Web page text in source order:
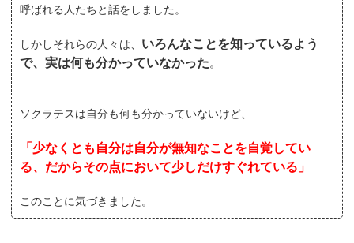
呼ばれる人たちと話をしました。
しかしそれらの人々は、 いろんなことを知っているよう
で、実は何も分かっていなかった。
ソクラテスは自分も何も分かっていないけど、
「少なくとも自分は自分が無知なことを自覚してい
る、だからその点において少しだけすぐれている」
このことに気づきました。